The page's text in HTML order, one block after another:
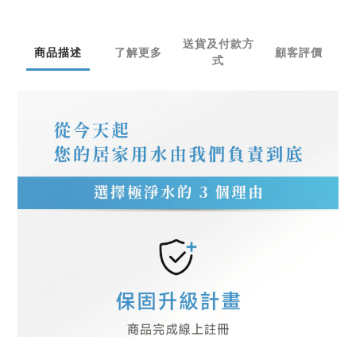
商品描述 了解更多
送貨及付款方
式
顧客評價